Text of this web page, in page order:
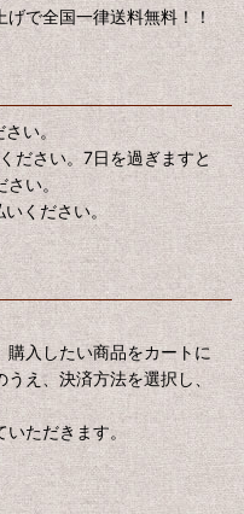
で全国一律送料無料！！
い。
ださい。7日を過ぎますと
い。
ください。
入したい商品をカートに
え、決済方法を選択し、
ただきます。